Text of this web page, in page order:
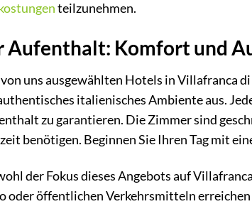
teilzunehmen.
Aufenthalt: Komfort und
uns ausgewählten Hotels in Villafranca
italienisches Ambiente aus.
zu garantieren. Die Zimmer sind
benötigen. Beginnen Sie Ihren Tag mit
der Fokus dieses Angebots auf
oder öffentlichen Verkehrsmitteln